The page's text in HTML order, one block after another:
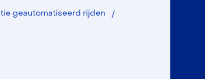
geautomatiseerd rijden